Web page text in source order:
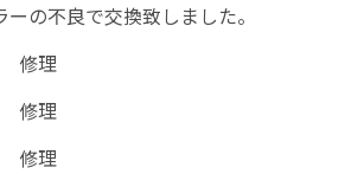
の不良で交換致しました。
修理
修理
修理